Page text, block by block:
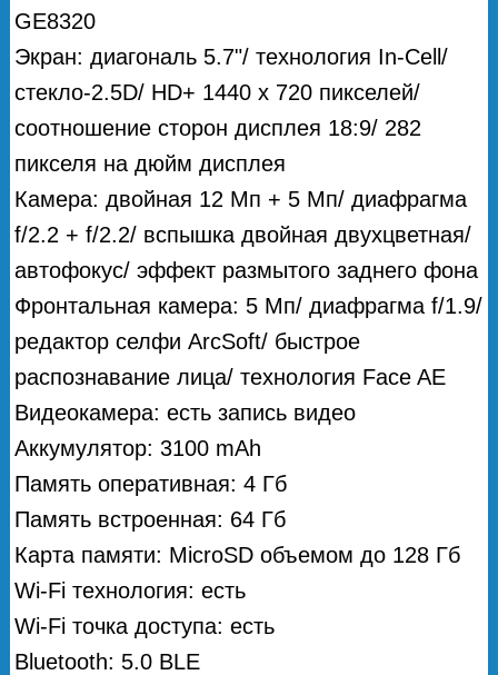
GE8320
Экран: диагональ 5.7"/ технология In-Cell/
стекло-2.5D/ HD+ 1440 x 720 пикселей/
соотношение сторон дисплея 18:9/ 282
пикселя на дюйм дисплея
Камера: двойная 12 Мп + 5 Мп/ диафрагма
f/2.2 + f/2.2/ вспышка двойная двухцветная/
автофокус/ эффект размытого заднего фона
Фронтальная камера: 5 Мп/ диафрагма f/1.9/
редактор селфи ArcSoft/ быстрое
распознавание лица/ технология Face AE
Видеокамера: есть запись видео
Аккумулятор: 3100 mAh
Память оперативная: 4 Гб
Память встроенная: 64 Гб
Карта памяти: MicroSD объемом до 128 Гб
Wi-Fi технология: есть
Wi-Fi точка доступа: есть
Bluetooth: 5.0 BLE